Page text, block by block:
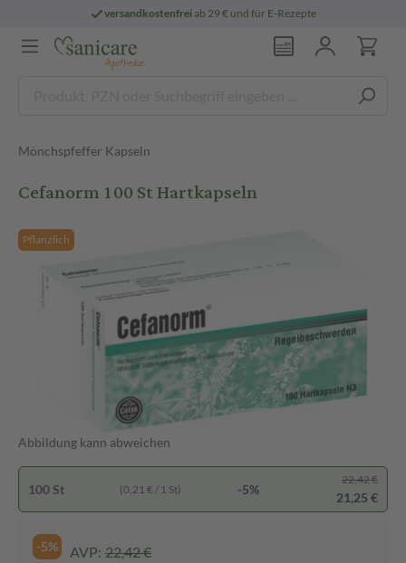
versandkostenfreiab 29 € und für E-Rezepte
Mönchspfeffer Kapseln
Cefanorm 100 St Hartkapseln
Pflanzlich
Abbildung kann abweichen
100 St (0,21 € / 1 St) -5%
22,42 €
21,25 €
-5% AVP: 22,42 €